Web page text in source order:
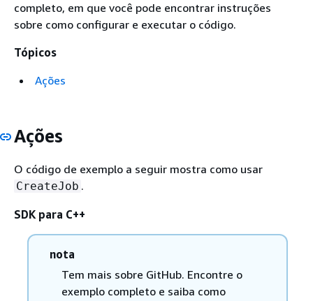
completo, em que você pode encontrar instruções
sobre como configurar e executar o código.
Tópicos
Ações
Ações
O código de exemplo a seguir mostra como usar
CreateJob .
SDK para C++
nota
Tem mais sobre GitHub. Encontre o
exemplo completo e saiba como